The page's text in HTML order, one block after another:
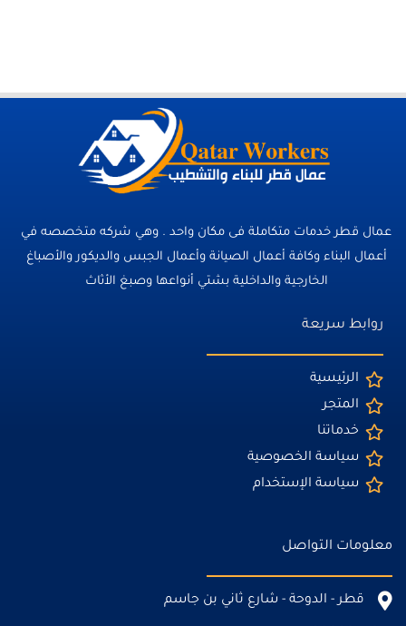
عمال قطر خدمات متكاملة فى مكان واحد . وهي شركه متخصصه في
أعمال البناء وكافة أعمال الصيانة وأعمال الجبس والديكور والأصباغ
الخارجية والداخلية بشتي أنواعها وصبغ الأثاث
روابط سريعة
الرئيسية
المتجر
خدماتنا
سياسة الخصوصية
سياسة الإستخدام
معلومات التواصل
قطر - الدوحة - شارع ثاني بن جاسم